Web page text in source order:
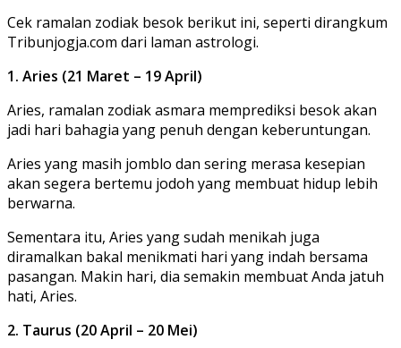
Cek ramalan zodiak besok berikut ini, seperti dirangkum
Tribunjogja.com dari laman astrologi.
1. Aries (21 Maret – 19 April)
Aries, ramalan zodiak asmara memprediksi besok akan
jadi hari bahagia yang penuh dengan keberuntungan.
Aries yang masih jomblo dan sering merasa kesepian
akan segera bertemu jodoh yang membuat hidup lebih
berwarna.
Sementara itu, Aries yang sudah menikah juga
diramalkan bakal menikmati hari yang indah bersama
pasangan. Makin hari, dia semakin membuat Anda jatuh
hati, Aries.
2. Taurus (20 April – 20 Mei)